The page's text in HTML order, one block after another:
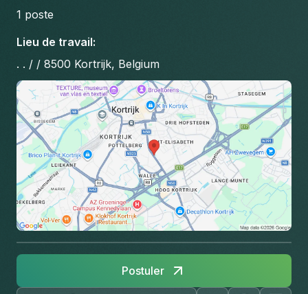
1 poste
Lieu de travail:
. . / / 8500 Kortrijk, Belgium
Postuler